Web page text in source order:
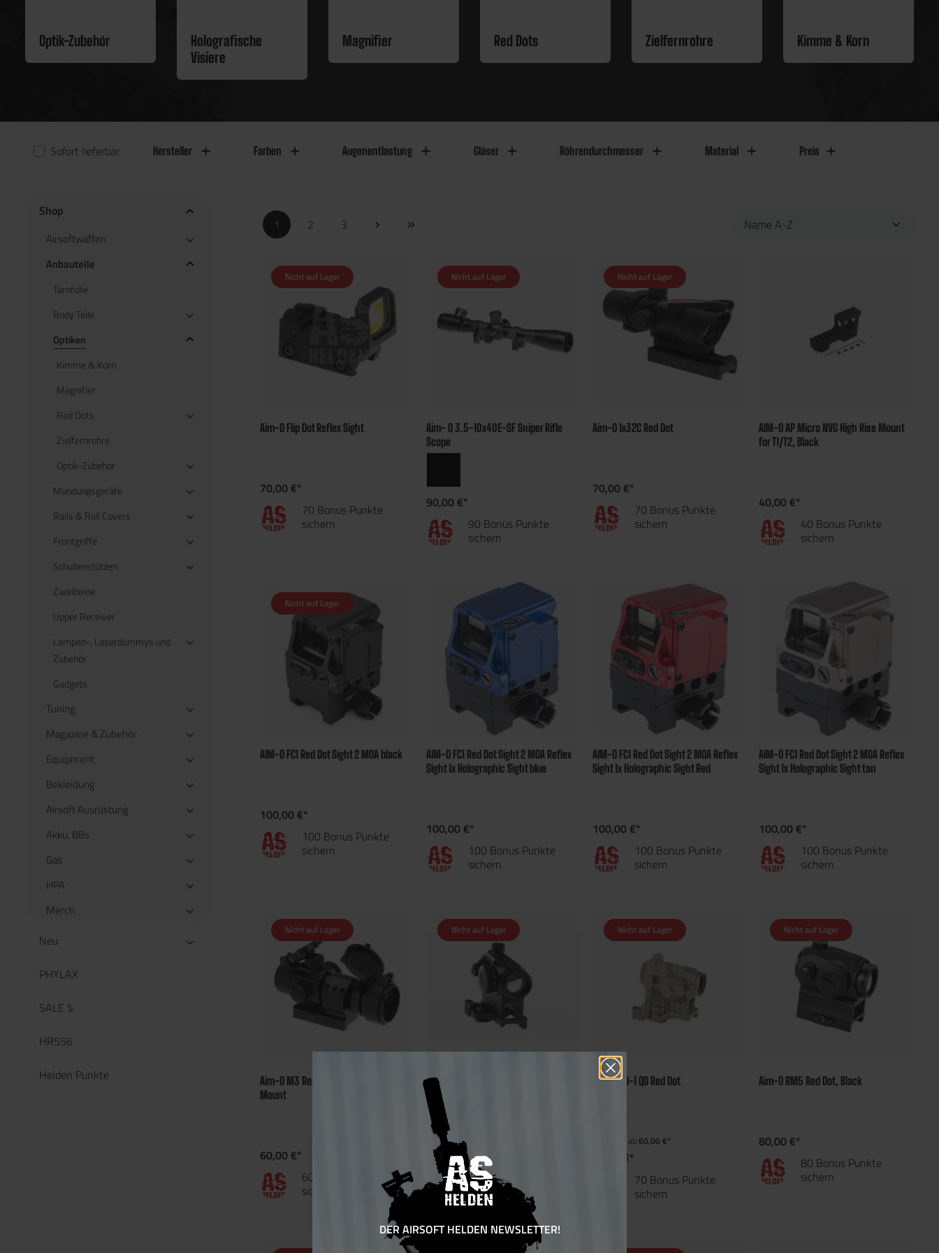
Optik-Zubehör
Holografische
Visiere
Magnifier Red Dots Zielfernrohre Kimme & Korn
Sofort lieferbar Hersteller Farben Augenentlastung Gläser Röhrendurchmesser Material Preis
Shop
Airsoftwaffen
Anbauteile
Tarnfolie
Body Teile
Optiken
Kimme & Korn
Magnifier
Red Dots
Zielfernrohre
Optik-Zubehör
Mündungsgeräte
Rails & Rail Covers
Frontgriffe
Schulterstützen
Zweibeine
Upper Receiver
Lampen-, Laserdummys und
Zubehör
Gadgets
Tuning
Magazine & Zubehör
Equipment
Bekleidung
Airsoft Ausrüstung
Akku, BBs
Gas
HPA
Merch
Neu
PHYLAX
SALE %
HR556
Helden Punkte
1 2 3
Nicht auf Lager
Aim-O Flip Dot Reflex Sight
70,00 €*
70 Bonus Punkte
sichern
Nicht auf Lager
Aim- O 3.5-10x40E-SF Sniper Rifle
Scope
90,00 €*
90 Bonus Punkte
sichern
Nicht auf Lager
Aim-O 1x32C Red Dot
70,00 €*
70 Bonus Punkte
sichern
AIM-O AP Micro NVG High Rise Mount
for T1/T2, Black
40,00 €*
40 Bonus Punkte
sichern
Nicht auf Lager
AIM-O FC1 Red Dot Sight 2 MOA black
100,00 €*
100 Bonus Punkte
sichern
AIM-O FC1 Red Dot Sight 2 MOA Reflex
Sight 1x Holographic Sight blue
100,00 €*
100 Bonus Punkte
sichern
AIM-O FC1 Red Dot Sight 2 MOA Reflex
Sight 1x Holographic Sight Red
100,00 €*
100 Bonus Punkte
sichern
AIM-O FC1 Red Dot Sight 2 MOA Reflex
Sight 1x Holographic Sight tan
100,00 €*
100 Bonus Punkte
sichern
Nicht auf Lager
Aim-O M3 Red Dot inkl Cantilever
Mount
60,00 €*
60 Bonus Punkte
sichern
Nicht auf Lager
Aim-O RD-1 QD Red Dot
70,00 €*
70 Bonus Punkte
sichern
Nicht auf Lager
AIM-O RD-1 QD Red Dot
Varianten ab60,00 €*
70,00 €*
70 Bonus Punkte
sichern
Nicht auf Lager
Aim-O RM5 Red Dot, Black
80,00 €*
80 Bonus Punkte
sichern
DER AIRSOFT HELDEN NEWSLETTER!